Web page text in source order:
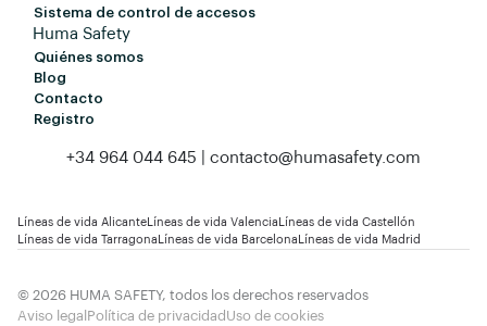
Sistema de control de accesos
Huma Safety
Quiénes somos
Blog
Contacto
Registro
+34 964 044 645 | contacto@humasafety.com
Líneas de vida Alicante Líneas de vida Valencia Líneas de vida Castellón
Líneas de vida Tarragona Líneas de vida Barcelona Líneas de vida Madrid
© 2026 HUMA SAFETY, todos los derechos reservados
Aviso legal Política de privacidad Uso de cookies